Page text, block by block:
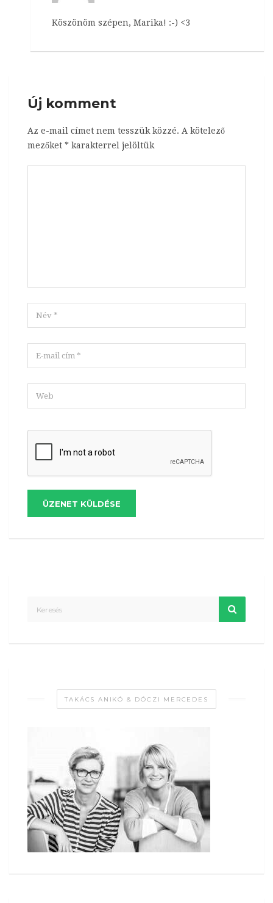
Köszönöm szépen, Marika! :-) <3
Új komment
Az e-mail címet nem tesszük közzé. A kötelező
mezőket * karakterrel jelöltük
ÜZENET KÜLDÉSE
TAKÁCS ANIKÓ & DÓCZI MERCEDES